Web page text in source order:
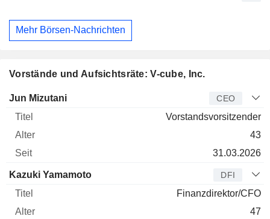
Mehr Börsen-Nachrichten
Vorstände und Aufsichtsräte: V-cube, Inc.
Manager Titel
Jun Mizutani CEO
Vorstandsvorsitzender
43
31.03.2026
Kazuki Yamamoto DFI
Finanzdirektor/CFO
47